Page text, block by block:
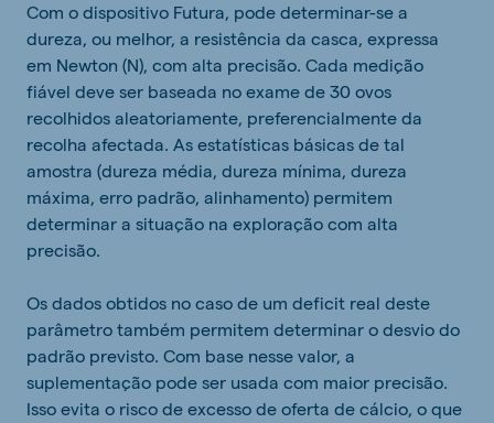
Com o dispositivo Futura, pode determinar-se a
dureza, ou melhor, a resistência da casca, expressa
em Newton (N), com alta precisão. Cada medição
fiável deve ser baseada no exame de 30 ovos
recolhidos aleatoriamente, preferencialmente da
recolha afectada. As estatísticas básicas de tal
amostra (dureza média, dureza mínima, dureza
máxima, erro padrão, alinhamento) permitem
determinar a situação na exploração com alta
precisão.
Os dados obtidos no caso de um deficit real deste
parâmetro também permitem determinar o desvio do
padrão previsto. Com base nesse valor, a
suplementação pode ser usada com maior precisão.
Isso evita o risco de excesso de oferta de cálcio, o que